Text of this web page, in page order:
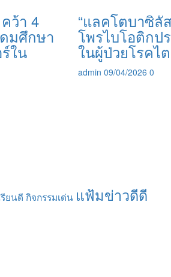
ว้า 4
มศึกษา
ใน
“แลคโตบาซิลั
โพรไบโอติกป
ในผู้ป่วยโรคไต
admin 09/04/2026 0
รียนดี กิจกรรมเด่น แฟ้มข่าวดีดี